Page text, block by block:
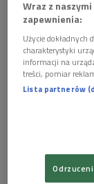
Studiował we
roku mieszka i
Conservatory
Wraz z
zapewnienia:
Użycie dokładnych
charakterystyki
informacji na
treści, pomiar
Lista partnerów